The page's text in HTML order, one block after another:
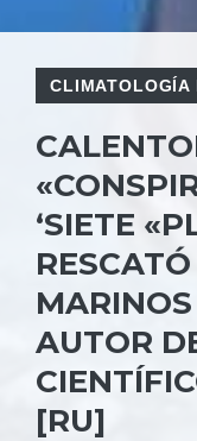
CLIMATOLOGÍA
‘SIETE
AUTOR
[RU]